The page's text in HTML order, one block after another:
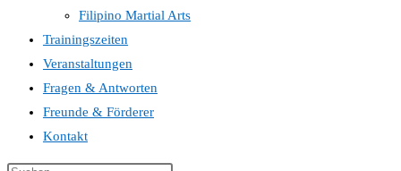
Filipino Martial Arts
Trainingszeiten
Veranstaltungen
Fragen & Antworten
Freunde & Förderer
Kontakt